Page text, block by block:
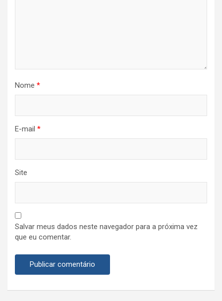
Nome *
E-mail *
Site
Salvar meus dados neste navegador para a próxima vez
que eu comentar.